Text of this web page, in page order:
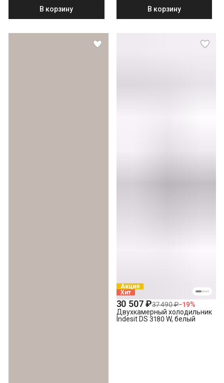
В корзину
В корзину
Акция
Хит
30 507 ₽37 490 ₽−19%
Двухкамерный холодильник
Indesit DS 3180 W, белый